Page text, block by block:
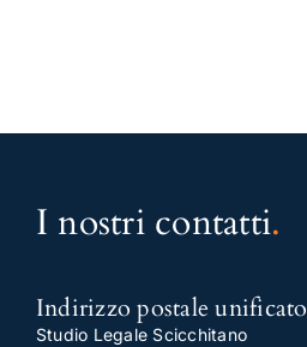
I nostri contatti.
Indirizzo postale unificato
Studio Legale Scicchitano